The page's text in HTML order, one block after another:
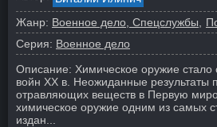
Жанр: Военное дело, Спецслужбы
Серия: Военное дело
Описание: Химическое оружие
войн ХХ в. Неожиданные результаты
отравляющих веществ в Первую
химическое оружие одним из самых
издан...